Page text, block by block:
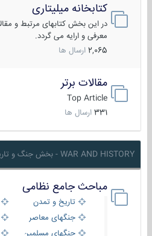
کتابخانه میلیتاری
در این بخش کتابهای مرتبط و
معرفی و ارایه می گردد.
2,065 ارسال ها
مقالات برتر
Top Article
331 ارسال ها
WAR AND HISTORY - بخش جنگ و تاریخ
مباحث جامع نظامی
تاریخ و تمدن
جنگهای معاصر
جنگهای مسلمین